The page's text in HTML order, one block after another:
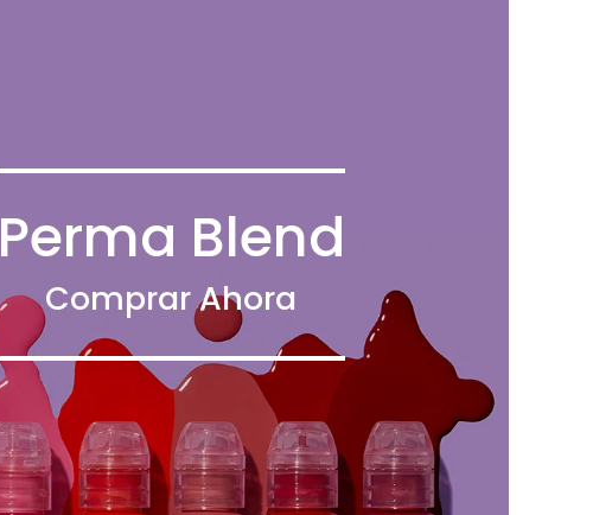
Perma Blend
Comprar Ahora